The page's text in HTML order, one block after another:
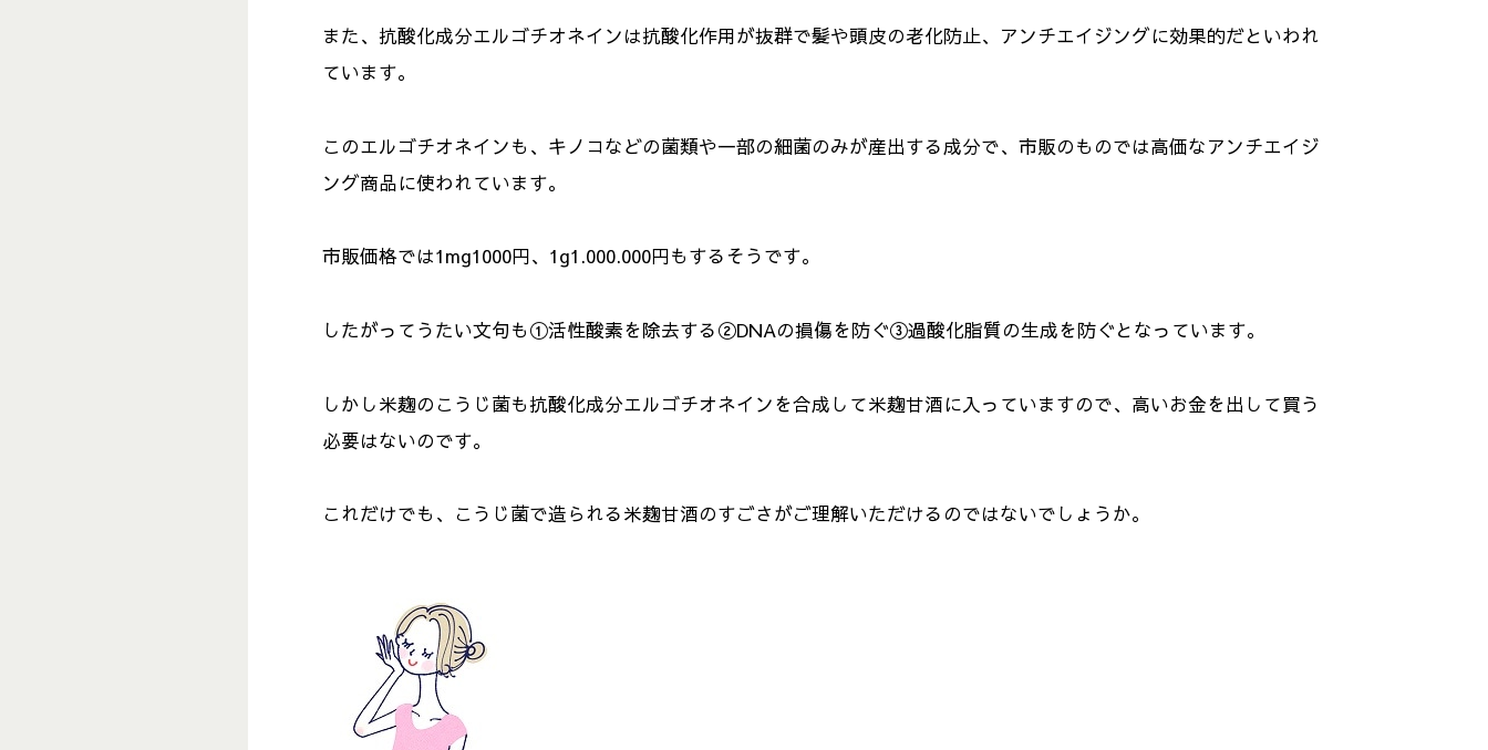
また、抗酸化成分エルゴチオネインは抗酸化作用が抜群で髪や頭皮の老化防止、アンチエイジングに効果的だといわれ
ています。
このエルゴチオネインも、キノコなどの菌類や一部の細菌のみが産出する成分で、市販のものでは高価なアンチエイジ
ング商品に使われています。
市販価格では1mg1000円、1g1.000.000円もするそうです。
したがってうたい文句も①活性酸素を除去する②DNAの損傷を防ぐ③過酸化脂質の生成を防ぐとなっています。
しかし米麹のこうじ菌も抗酸化成分エルゴチオネインを合成して米麹甘酒に入っていますので、高いお金を出して買う
必要はないのです。
これだけでも、こうじ菌で造られる米麹甘酒のすごさがご理解いただけるのではないでしょうか。